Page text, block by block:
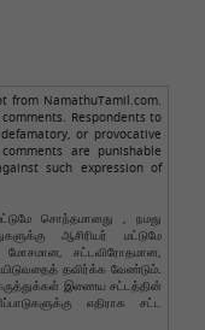
from NamathuTamil.com.
Respondents to
or provocative
are punishable
such expression of
சொந்தமானது , நமது
ஆசிரியர் மட்டுமே
மோசமான, சட்டவிரோதமான,
தவிர்க்க வேண்டும்.
இணைய சட்டத்தின்
எதிராக சட்ட